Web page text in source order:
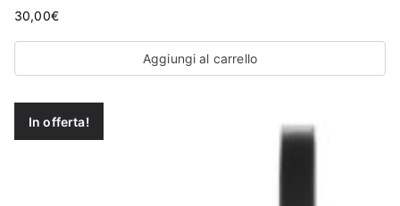
30,00€
Aggiungi al carrello
In offerta!